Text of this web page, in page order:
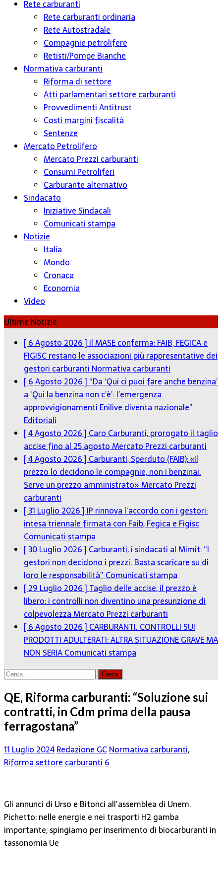
Rete carburanti
Rete carburanti ordinaria
Rete Autostradale
Compagnie petrolifere
Retisti/Pompe Bianche
Normativa carburanti
Riforma di settore
Atti parlamentari settore carburanti
Provvedimenti Antitrust
Costi margini fiscalità
Sentenze
Mercato Petrolifero
Mercato Prezzi carburanti
Consumi Petroliferi
Carburante alternativo
Sindacato
Iniziative Sindacali
Comunicati stampa
Notizie
Italia
Mondo
Cronaca
Economia
Video
Ultime Notizie
[ 6 Agosto 2026 ] Il MASE conferma: FAIB, FEGICA e
FIGISC restano le associazioni più rappresentative dei
gestori carburanti Normativa carburanti
[ 6 Agosto 2026 ] “Da ‘Qui ci puoi fare anche benzina’
a ‘Qui la benzina non c’è’: l’emergenza
approvvigionamenti Enilive diventa nazionale”
Editoriali
[ 4 Agosto 2026 ] Caro Carburanti, prorogato il taglio
accise fino al 25 agosto Mercato Prezzi carburanti
[ 4 Agosto 2026 ] Carburanti, Sperduto (FAIB): «Il
prezzo lo decidono le compagnie, non i benzinai.
Serve un prezzo amministrato» Mercato Prezzi
carburanti
[ 31 Luglio 2026 ] IP rinnova l’accordo con i gestori:
intesa triennale firmata con Faib, Fegica e Figisc
Comunicati stampa
[ 30 Luglio 2026 ] Carburanti, i sindacati al Mimit: “I
gestori non decidono i prezzi. Basta scaricare su di
loro le responsabilità” Comunicati stampa
[ 29 Luglio 2026 ] Taglio delle accise, il prezzo è
libero: i controlli non diventino una presunzione di
colpevolezza Mercato Prezzi carburanti
[ 6 Agosto 2026 ] CARBURANTI. CONTROLLI SUI
PRODOTTI ADULTERATI: ALTRA SITUAZIONE GRAVE MA
NON SERIAComunicati stampa
Ricerca
QE, Riforma carburanti: “Soluzione sui
contratti, in Cdm prima della pausa
ferragostana”
11 Luglio 2024Redazione GCNormativa carburanti
Riforma settore carburanti 6
Gli annunci di Urso e Bitonci all’assemblea di Unem.
Pichetto: nelle energie e nei trasporti H2 gamba
importante, spingiamo per inserimento di biocarburanti in
tassonomia Ue